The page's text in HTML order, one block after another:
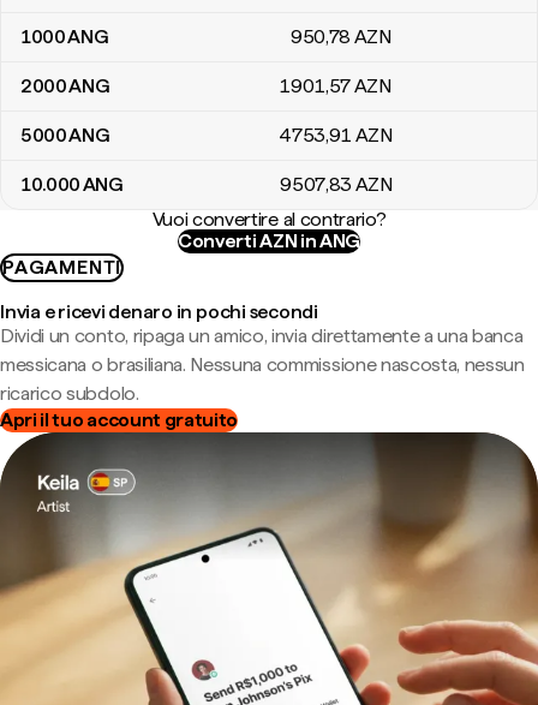
1000ANG 950,78 AZN
2000ANG 1901,57AZN
5000ANG 4753,91 AZN
10.000ANG 9507,83 AZN
Vuoi convertire al contrario?
Converti AZN in ANG
PAGAMENTI
Invia e ricevi denaro in pochi secondi
Dividi un conto, ripaga un amico, invia direttamente a una banca
messicana o brasiliana. Nessuna commissione nascosta, nessun
ricarico subdolo.
Apri il tuo account gratuito